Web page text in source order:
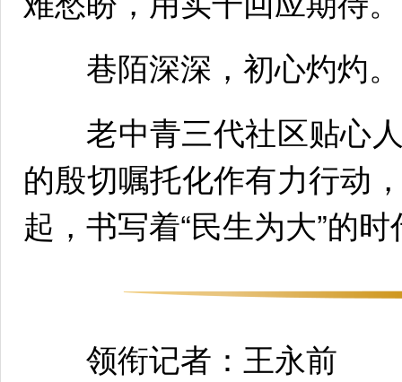
巷陌深深，初心灼灼。
老中青三代社区贴心人
的殷切嘱托化作有力行动
起，书写着“民生为大”的
领衔记者：王永前